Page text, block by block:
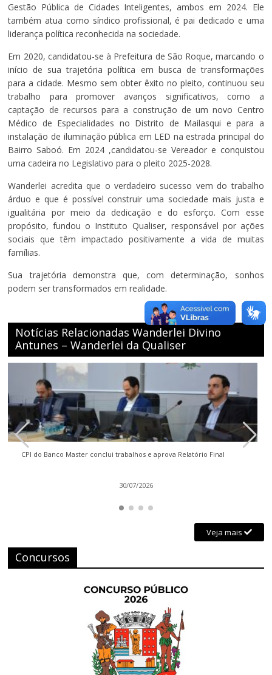
Gestão Pública de Cidades Inteligentes, ambos em 2024. Ele
também atua como síndico profissional, é pai dedicado e uma
liderança política reconhecida na sociedade.
Em 2020, candidatou-se à Prefeitura de São Roque, marcando o
início de sua trajetória política em busca de transformações
para a cidade. Mesmo sem obter êxito no pleito, continuou seu
trabalho para promover avanços significativos, como a
captação de recursos para a construção de um novo Centro
Médico de Especialidades no Distrito de Mailasqui e para a
instalação de iluminação pública em LED na estrada principal do
Bairro Saboó. Em 2024 ,candidatou-se Vereador e conquistou
uma cadeira no Legislativo para o pleito 2025-2028.
Wanderlei acredita que o verdadeiro sucesso vem do trabalho
árduo e que é possível construir uma sociedade mais justa e
igualitária por meio da dedicação e do esforço. Com esse
propósito, fundou o Instituto Qualiser, responsável por ações
sociais que têm impactado positivamente a vida de muitas
famílias.
Sua trajetória demonstra que, com determinação, sonhos
podem ser transformados em realidade.
Notícias Relacionadas Wanderlei Divino
Antunes – Wanderlei da Qualiser
CPI do Banco Master conclui trabalhos e aprova Relatório Final
30/07/2026
Veja mais
Concursos